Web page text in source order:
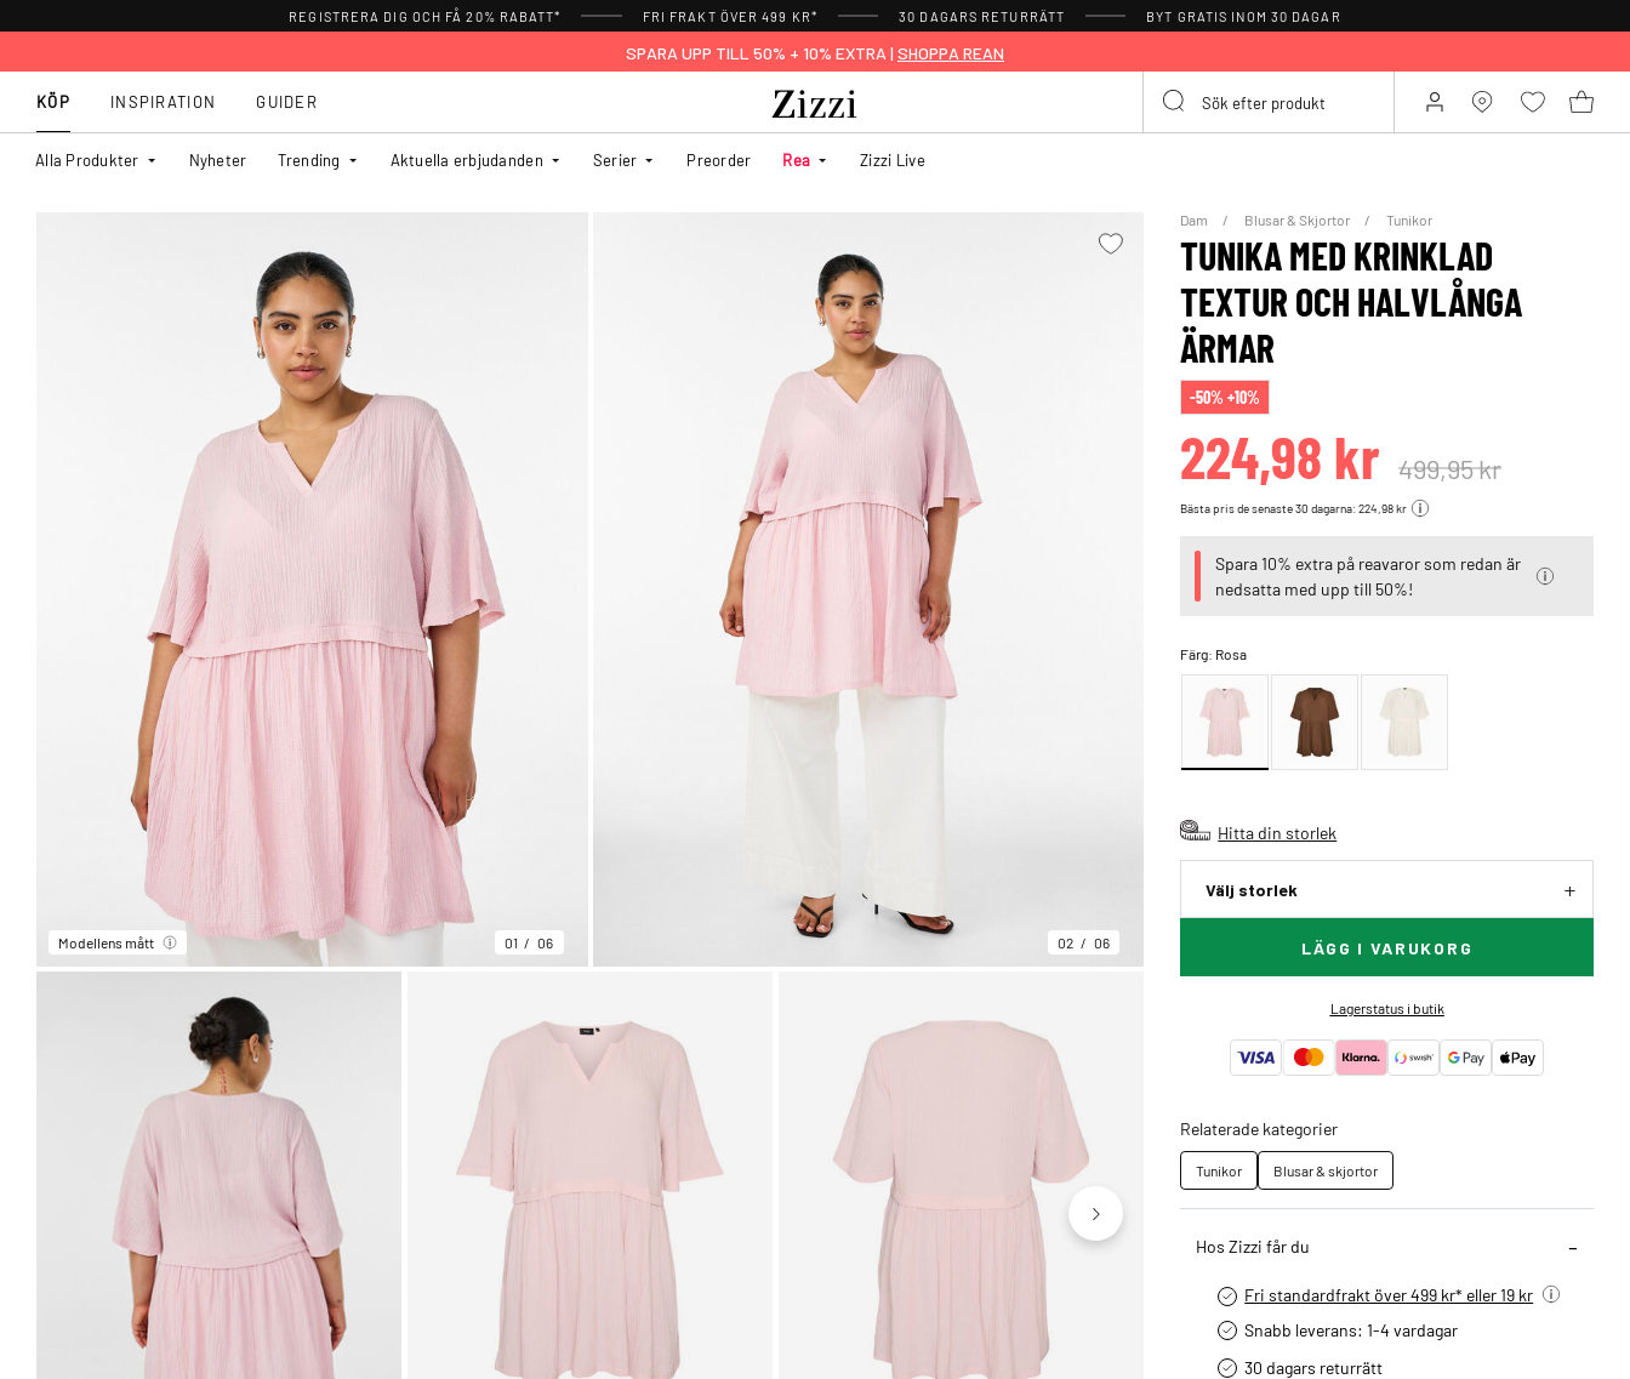
REGISTRERA DIG OCH FÅ 20% RABATT* FRI FRAKT ÖVER 499 KR* 30 DAGARS RETURRÄTT BYT GRATIS INOM 30 DAGAR
SPARA UPP TILL 50% + 10% EXTRA | SHOPPA REAN
KÖP
Alla Produkter Nyheter Trending Aktuella erbjudanden Serier Preorder Rea Zizzi Live
INSPIRATION GUIDER
Modellens mått 01 06 02 06
Dam Blusar & Skjortor Tunikor
TUNIKA MED KRINKLAD
TEXTUR OCH HALVLÅNGA
ÄRMAR
-50% +10%
224,98 kr 499,95 kr
Bästa pris de senaste 30 dagarna: 224,98 kr
Spara 10% extra på reavaror som redan är
nedsatta med upp till 50%!
Färg: Rosa
Hitta din storlek
Välj storlek
LÄGG I VARUKORG
Lagerstatus i butik
Relaterade kategorier
Tunikor Blusar & skjortor
Hos Zizzi får du
Fri standardfrakt över 499 kr* eller 19 kr
Snabb leverans: 1-4 vardagar
30 dagars returrätt­